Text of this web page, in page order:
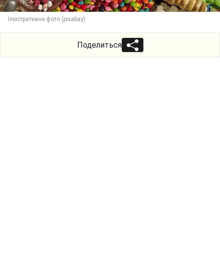
Ілюстративне фото (pixabay)
Поделиться